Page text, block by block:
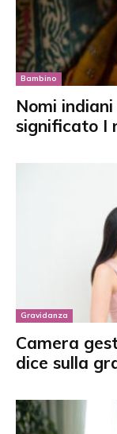
Bambino
Nomi
significato I
Gravidanza
Camera
dice sulla